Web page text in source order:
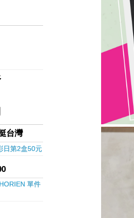
台灣
日第2盒50元
單件